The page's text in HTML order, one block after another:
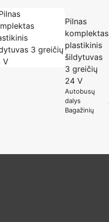
Pilnas
komplektas
plastikinis
šildytuvas
3 greičių
24 V
Autobusų
dalys
Bagažinių